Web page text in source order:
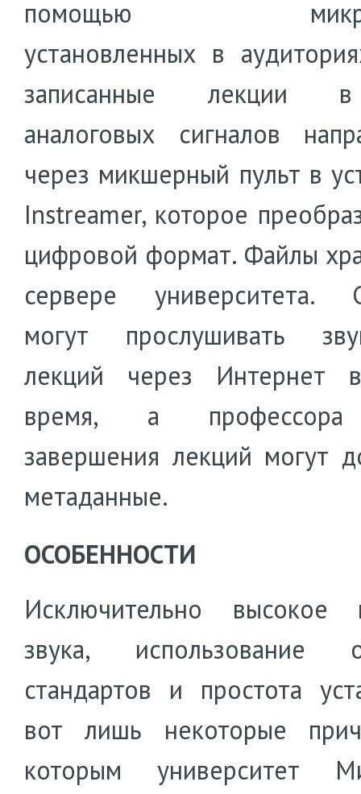
помощью
установленных в
записанные лекции
аналоговых сигналов
через микшерный пульт в
Instreamer, которое
цифровой формат. Файлы
сервере университета.
могут прослушивать
лекций через Интернет
время, а
завершения лекций могут
метаданные.
ОСОБЕННОСТИ
Исключительно высокое
звука, использование
стандартов и простота
вот лишь некоторые
которым университет